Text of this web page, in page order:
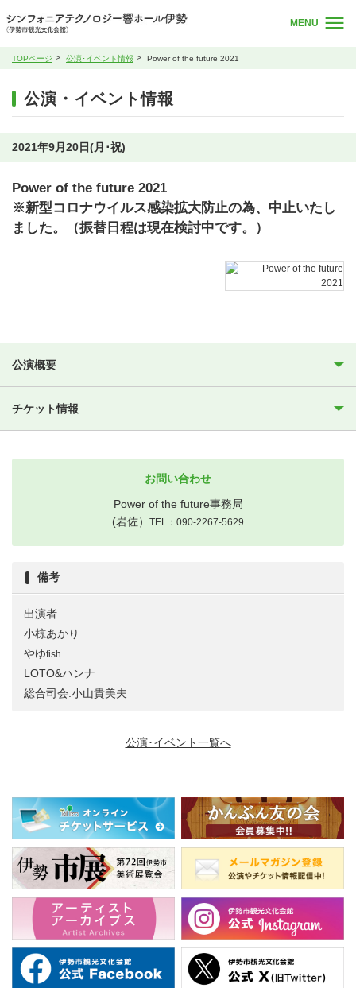
MENU
TOPページ 公演･イベント情報 Power of the future 2021
公演・イベント情報
2021年9月20日(月･祝)
Power of the future 2021
※新型コロナウイルス感染拡大防止の為、中止いたし
ました。（振替日程は現在検討中です。）
公演概要
チケット情報
お問い合わせ
Power of the future事務局
(岩佐） TEL：090-2267-5629
備考
出演者
小椋あかり
やゆfish
LOTO&ハンナ
総合司会:小山貴美夫
公演･イベント一覧へ